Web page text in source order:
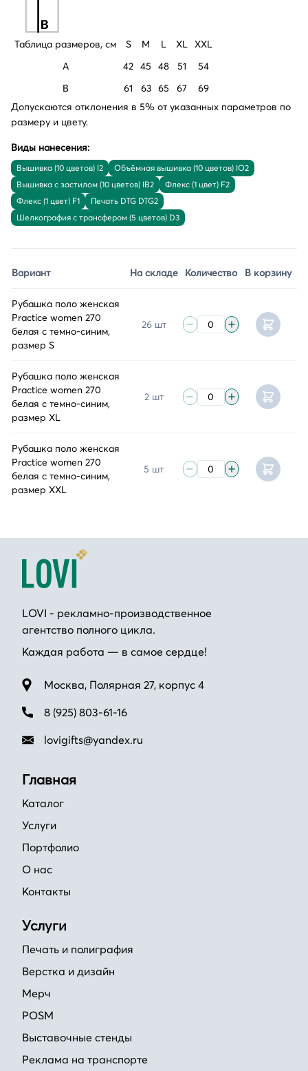
Таблица размеров, см S M L XL XXL
A
42 45 48 51
54
B
61 63 65 67
69
Допускаются отклонения в 5% от указанных параметров по
размеру и цвету.
Виды нанесения:
Вышивка (10 цветов) I2
Объёмная вышивка (10 цветов) IO2
Вышивка с застилом (10 цветов) IB2
Флекс (1 цвет) F2
Флекс (1 цвет) F1
Печать DTG DTG2
Шелкография с трансфером (5 цветов) D3
Вариант На складе Количество В корзину
Рубашка поло женская
Practice women 270
белая с темно-синим,
размер S
26 шт
Рубашка поло женская
Practice women 270
белая с темно-синим,
размер XL
2 шт
Рубашка поло женская
Practice women 270
белая с темно-синим,
размер XXL
5 шт
LOVI - рекламно-производственное
агентство полного цикла.
Каждая работа — в самое сердце!
Москва, Полярная 27, корпус 4
8 (925) 803-61-16
lovigifts@yandex.ru
Главная
Каталог
Услуги
Портфолио
О нас
Контакты
Услуги
Печать и полиграфия
Верстка и дизайн
Мерч
POSM
Выставочные стенды
Реклама на транспорте